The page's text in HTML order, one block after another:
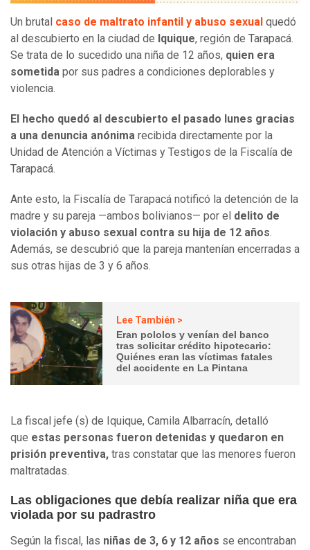
Un brutal caso de maltrato infantil y abuso sexual quedó
al descubierto en la ciudad de Iquique, región de Tarapacá.
Se trata de lo sucedido una niña de 12 años, quien era
sometida por sus padres a condiciones deplorables y
violencia.
El hecho quedó al descubierto el pasado lunes gracias
a una denuncia anónima recibida directamente por la
Unidad de Atención a Víctimas y Testigos de la Fiscalía de
Tarapacá.
Ante esto, la Fiscalía de Tarapacá notificó la detención de la
madre y su pareja —ambos bolivianos— por el delito de
violación y abuso sexual contra su hija de 12 años.
Además, se descubrió que la pareja mantenían encerradas a
sus otras hijas de 3 y 6 años.
Lee También >
Eran pololos y venían del banco
tras solicitar crédito hipotecario:
Quiénes eran las víctimas fatales
del accidente en La Pintana
La fiscal jefe (s) de Iquique, Camila Albarracín, detalló
que estas personas fueron detenidas y quedaron en
prisión preventiva, tras constatar que las menores fueron
maltratadas.
Las obligaciones que debía realizar niña que era
violada por su padrastro
Según la fiscal, las niñas de 3, 6 y 12 años se encontraban